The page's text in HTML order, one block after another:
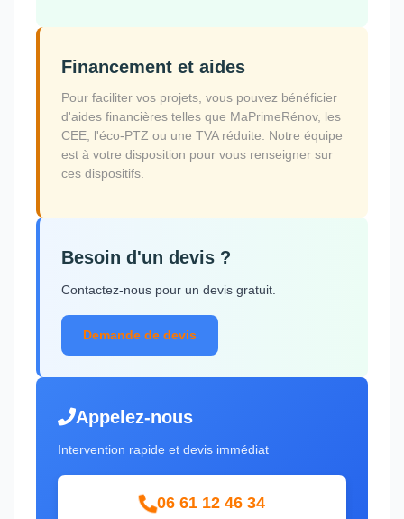
Financement et aides
Pour faciliter vos projets, vous pouvez bénéficier
d'aides financières telles que MaPrimeRénov, les
CEE, l'éco-PTZ ou une TVA réduite. Notre équipe
est à votre disposition pour vous renseigner sur
ces dispositifs.
Besoin d'un devis ?
Contactez-nous pour un devis gratuit.
Demande de devis
Appelez-nous
Intervention rapide et devis immédiat
06 61 12 46 34